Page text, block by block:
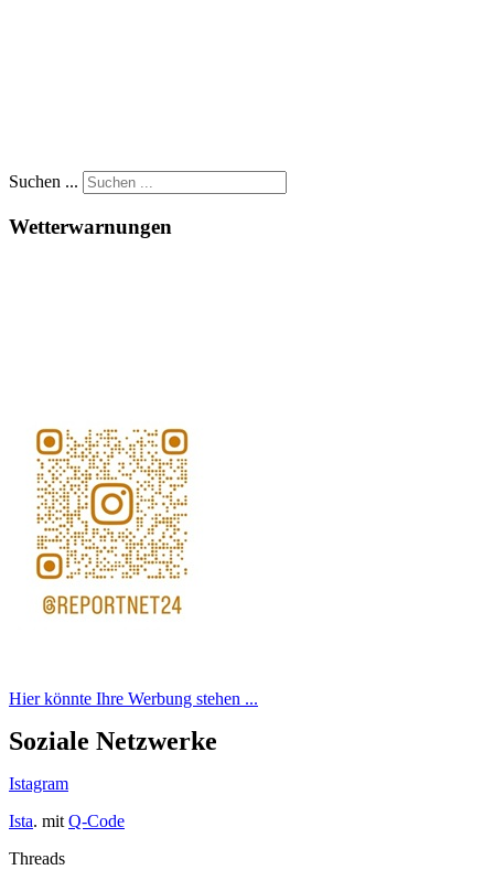
Suchen ...
Wetterwarnungen
Hier könnte Ihre Werbung stehen ...
Soziale Netzwerke
Istagram
Ista. mit Q-Code
Threads